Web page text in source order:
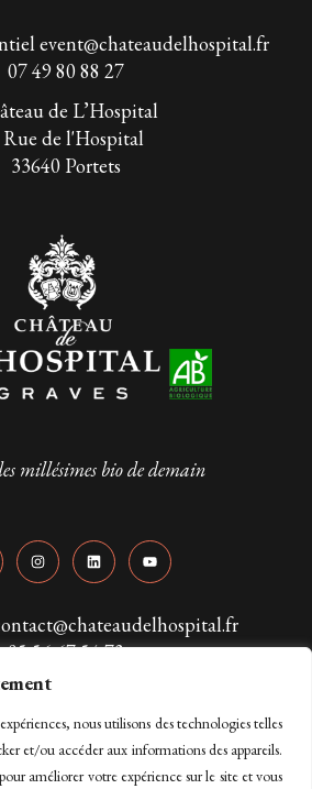
nous utilisons des technologies telles
et/ou accéder aux informations des appareils.
améliorer votre expérience sur le site et vous
event@chateaudelhospital.fr
07 49 80 88 27
de L’Hospital
Rue de l'Hospital
33640 Portets
millésimes bio de demain
05 56 67 54 73